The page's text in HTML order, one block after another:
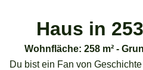
Haus in
Wohnfläche: 258 m² -
Du bist ein Fan von